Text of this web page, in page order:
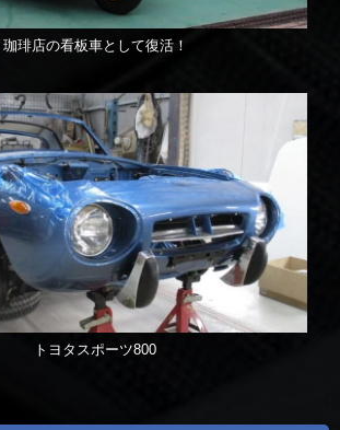
珈琲店の看板車として復活！
トヨタスポーツ800